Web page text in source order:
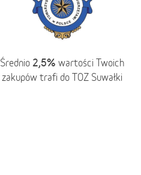
Średnio 2,5% wartości Twoich
zakupów trafi do TOZ Suwałki